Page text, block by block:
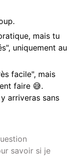
mais tu
uniquement au
facile", mais
faire 😅.
arriveras sans
savoir si je